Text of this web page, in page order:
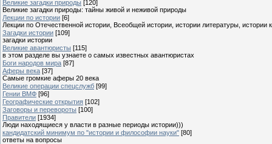
Великие загадки природы [120]
Великие загадки природы: тайны живой и неживой природы
Лекции по истории [6]
Лекции по Отечественной истории, Всеобщей истории, истории литературы, истории
Загадки истории [109]
загадки истории
Великие авантюристы [115]
в этом разделе вы узнаете о самых известных авантюристах
Боги народов мира [87]
Аферы века [37]
Самые громкие аферы 20 века
Великие операции спецслужб [99]
Гении ВМФ [96]
Географические открытия [102]
Заговоры и перевороты [100]
Правители [1934]
Люди находящиеся у власти в разные периоды истории)))
кандидатский минимум по "истории и философии науки" [80]
ответы на вопросы